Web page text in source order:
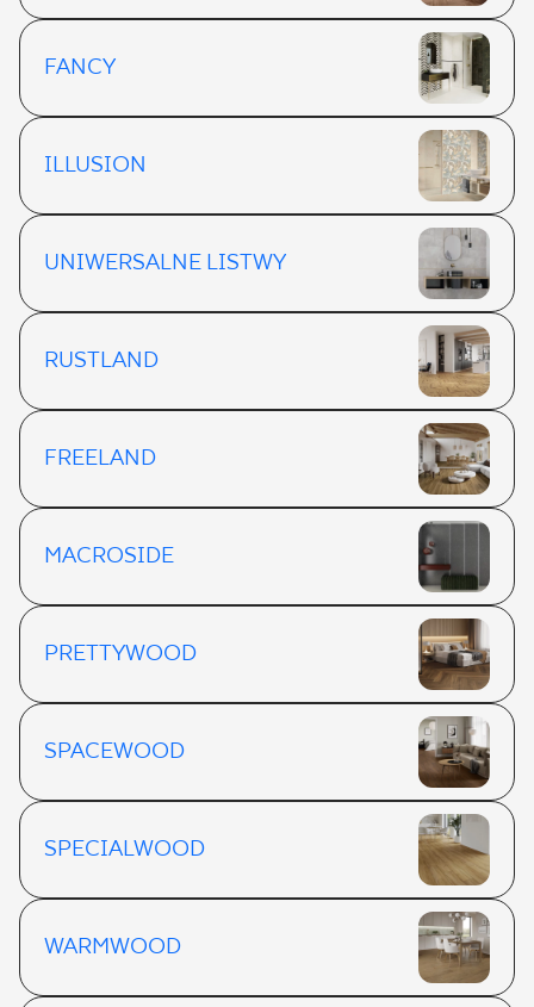
FANCY
ILLUSION
UNIWERSALNE LISTWY
RUSTLAND
FREELAND
MACROSIDE
PRETTYWOOD
SPACEWOOD
SPECIALWOOD
WARMWOOD